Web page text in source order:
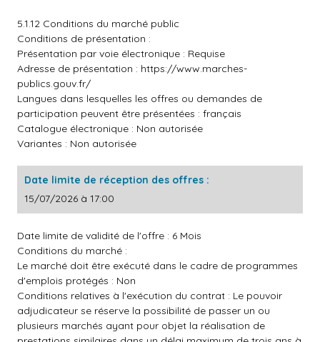
5.1.12 Conditions du marché public
Conditions de présentation :
Présentation par voie électronique : Requise
Adresse de présentation : https://www.marches-
publics.gouv.fr/
Langues dans lesquelles les offres ou demandes de
participation peuvent être présentées : français
Catalogue électronique : Non autorisée
Variantes : Non autorisée
Date limite de réception des offres :
15/07/2026 à 17:00
Date limite de validité de l'offre : 6 Mois
Conditions du marché :
Le marché doit être exécuté dans le cadre de programmes
d'emplois protégés : Non
Conditions relatives à l'exécution du contrat : Le pouvoir
adjudicateur se réserve la possibilité de passer un ou
plusieurs marchés ayant pour objet la réalisation de